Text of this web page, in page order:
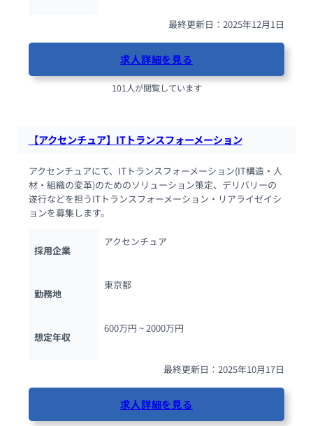
最終更新日：2025年12月1日
求人詳細を見る
101人が閲覧しています
【アクセンチュア】ITトランスフォーメーション
アクセンチュアにて、ITトランスフォーメーション(IT構造・人
材・組織の変革)のためのソリューション策定、デリバリーの
遂行などを担うITトランスフォーメーション・リアライゼイシ
ョンを募集します。
採用企業
アクセンチュア
勤務地
東京都
想定年収
600万円 ~ 2000万円
最終更新日：2025年10月17日
求人詳細を見る